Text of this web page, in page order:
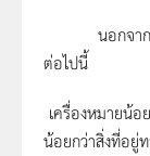
นอกจากนี้ยั
ต่อไปนี้
เครื่องหมายน้
น้อยกว่าสิ่งที่อยู่ท